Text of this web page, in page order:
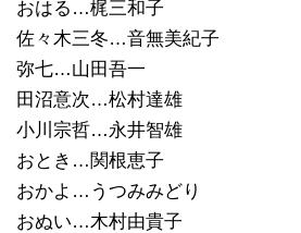
おはる…梶三和子
佐々木三冬…音無美紀子
弥七…山田吾一
田沼意次…松村達雄
小川宗哲…永井智雄
おとき…関根恵子
おかよ…うつみみどり
おぬい…木村由貴子